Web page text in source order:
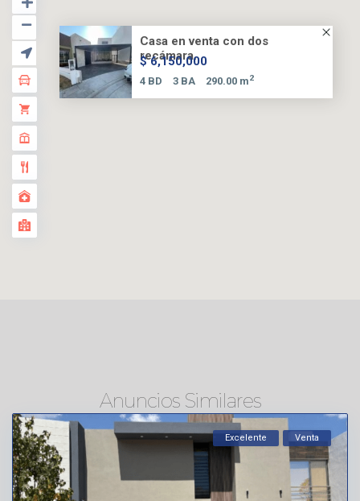
Casa en venta con dos
recámara...
$ 6,150,000
4 BD 3 BA 290.00 m2
Anuncios Similares
Excelente Venta